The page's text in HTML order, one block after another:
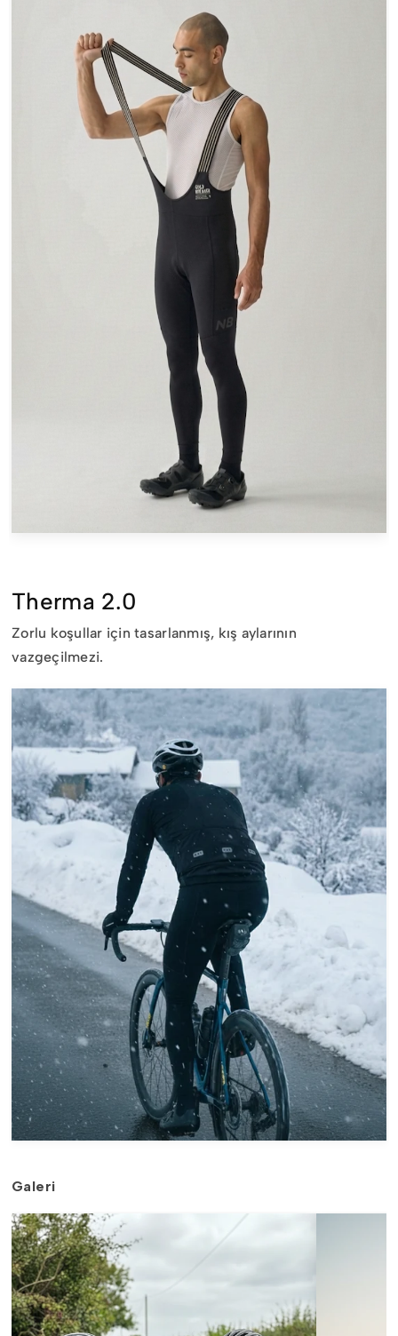
Therma 2.0
Zorlu koşullar için tasarlanmış, kış aylarının
vazgeçilmezi.
Galeri